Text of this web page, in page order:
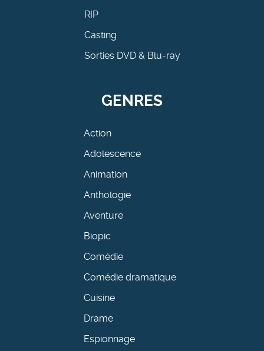
RIP
Casting
Sorties DVD & Blu-ray
GENRES
Action
Adolescence
Animation
Anthologie
Aventure
Biopic
Comédie
Comédie dramatique
Cuisine
Drame
Espionnage